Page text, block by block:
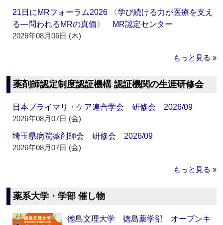
21日にMRフォーラム2026 〈学び続ける力が医療を支え
る―問われるMRの真価〉 MR認定センター
2026年08月06日 (木)
もっと見る »
薬剤師認定制度認証機構 認証機関の生涯研修会
日本プライマリ・ケア連合学会 研修会 2026/09
2026年08月07日 (金)
埼玉県病院薬剤師会 研修会 2026/09
2026年08月07日 (金)
もっと見る »
薬系大学・学部 催し物
徳島文理大学 徳島薬学部 オープンキ